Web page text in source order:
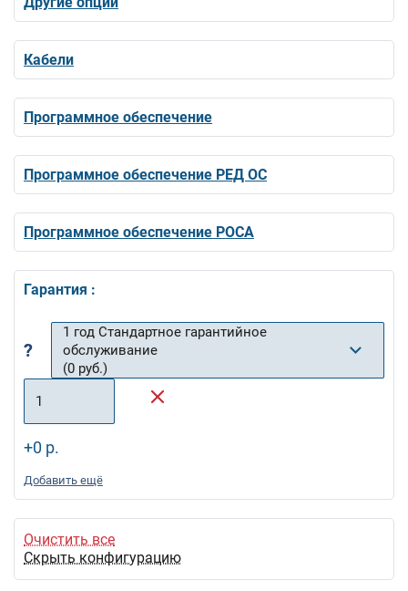
Кабели
Программное обеспечение
Программное обеспечение РЕД ОС
Программное обеспечение РОСА
Гарантия :
?
1 год Стандартное гарантийное
обслуживание
(0 руб.)
1
+0 р.
Добавить ещё
Очистить все
Скрыть конфигурацию